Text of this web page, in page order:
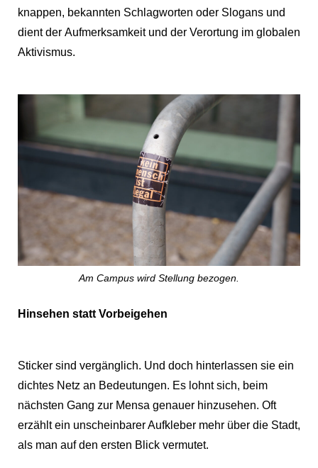
knappen, bekannten Schlagworten oder Slogans und
dient der Aufmerksamkeit und der Verortung im globalen
Aktivismus.
Am Campus wird Stellung bezogen.
Hinsehen statt Vorbeigehen
Sticker sind vergänglich. Und doch hinterlassen sie ein
dichtes Netz an Bedeutungen. Es lohnt sich, beim
nächsten Gang zur Mensa genauer hinzusehen. Oft
erzählt ein unscheinbarer Aufkleber mehr über die Stadt,
als man auf den ersten Blick vermutet.